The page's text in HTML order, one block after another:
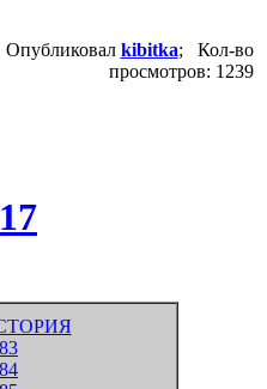
kibitka; Кол-во
просмотров: 1239